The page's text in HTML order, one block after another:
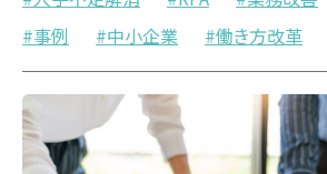
事例
中小企業 働き方改革